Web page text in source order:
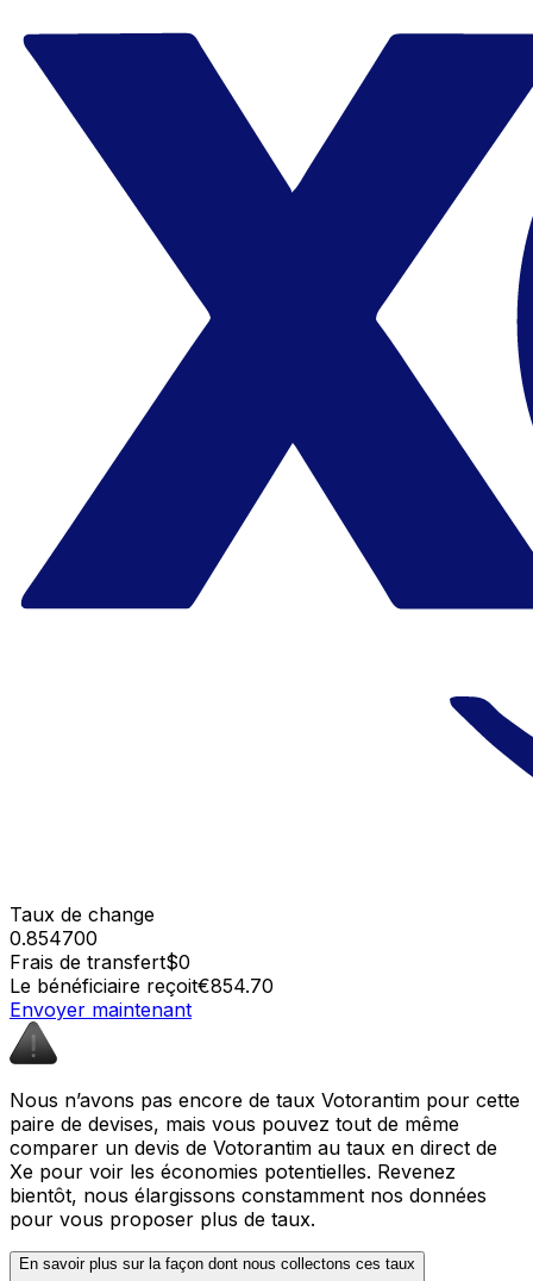
Taux de change
0.854700
Frais de transfert$0
Le bénéficiaire reçoit€854.70
Envoyer maintenant
Nous n’avons pas encore de taux Votorantim pour cette
paire de devises, mais vous pouvez tout de même
comparer un devis de Votorantim au taux en direct de
Xe pour voir les économies potentielles. Revenez
bientôt, nous élargissons constamment nos données
pour vous proposer plus de taux.
En savoir plus sur la façon dont nous collectons ces taux